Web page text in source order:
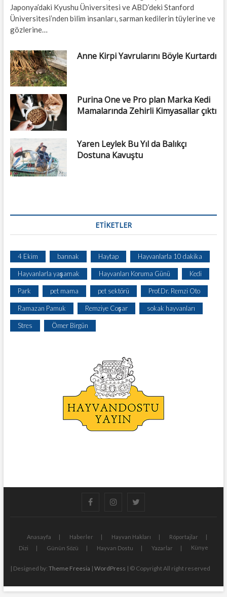
Japonya’daki Kyushu Üniversitesi ve ABD’deki Stanford
Üniversitesi’nden bilim insanları, sarman kedilerin tüylerine ve
gözlerine…
Anne Kirpi Yavrularını Böyle Kurtardı
Purina One ve Pro plan Marka Kedi
Mamalarında Zehirli Kimyasallar çıktı
Yaren Leylek Bu Yıl da Balıkçı
Dostuna Kavuştu
ETIKETLER
4 Ekim barınak Haytap Hayvanlarla 10 dakika
Hayvanlarla yaşamak Hayvanları Koruma Günü Kedi
Park pet mama pet sektörü Prof.Dr. Remzi Oto
Ramazan Pamuk Remziye Coşar sokak hayvanları
Stres Ömer Birgün
facebookinstagram
Anasayfa Haberler Hayvan Hakları
Röportajlar
Dizi
Günün Sözü Hayvan Dostu Yazarlar Künye
| Designed by: Theme Freesia | WordPress | © Copyright All right reserved